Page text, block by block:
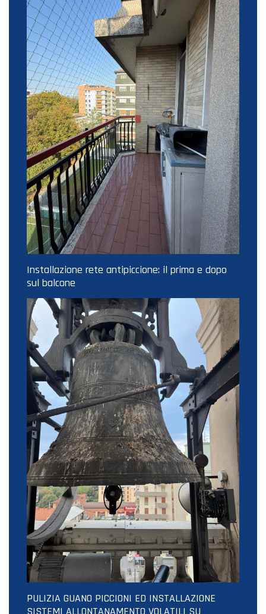
Installazione rete antipiccione: il prima e dopo
sul balcone
PULIZIA GUANO PICCIONI ED INSTALLAZIONE
SISTEMI ALLONTANAMENTO VOLATILI SU